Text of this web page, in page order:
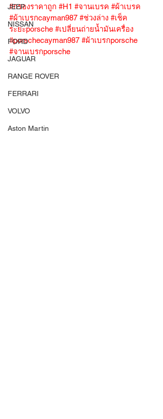
JEEP
NISSAN
FORD
JAGUAR
RANGE ROVER
FERRARI
VOLVO
Aston Martin
#กรองราคาถูก #H1 #จานเบรค #ผ้าเบรค
#ผ้าเบรกcayman987 #ช่วงล่าง #เช็ค
ระยะporsche #เปลี่ยนถ่ายน้ำมันเครื่อง
#porschecayman987 #ผ้าเบรกporsche
#จานเบรกporsche